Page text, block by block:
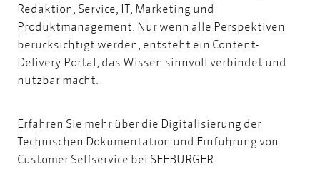
Redaktion, Service, IT, Marketing und
Produktmanagement. Nur wenn alle Perspektiven
berücksichtigt werden, entsteht ein Content-
Delivery-Portal, das Wissen sinnvoll verbindet und
nutzbar macht.
Erfahren Sie mehr über die Digitalisierung der
Technischen Dokumentation und Einführung von
Customer Selfservice bei SEEBURGER